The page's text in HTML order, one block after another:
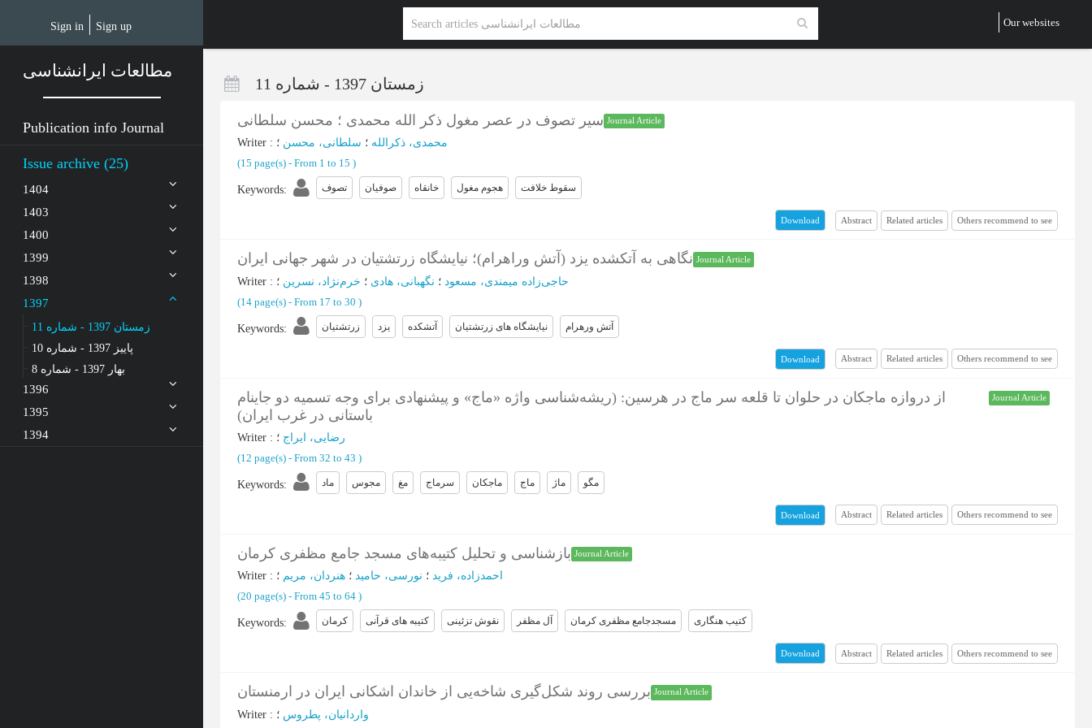
Our websites
Sign in Sign up
مطالعات ایرانشناسی
Publication info Journal
Issue archive (25)
1404
1403
1400
1399
1398
1397
زمستان 1397 - شماره 11
پاییز 1397 - شماره 10
بهار 1397 - شماره 8
1396
1395
1394
زمستان 1397 - شماره 11
سیر تصوف در عصر مغول ذکر الله محمدی ؛ محسن سلطانی Journal Article
Writer : محمدی، ذکرالله ؛ سلطانی، محسن ؛
(‎15 page(s) - From 1 to 15 )
Keywords: تصوف صوفیان خانقاه هجوم مغول سقوط خلافت
Download Abstract Related articles Others recommend to see
نگاهی به آتکشده یزد (آتش وراهرام)؛ نیایشگاه زرتشتیان در شهر جهانی ایران Journal Article
Writer : حاجی‌زاده میمندی، مسعود ؛ نگهبانی، هادی ؛ خرم‌نژاد، نسرین ؛
(‎14 page(s) - From 17 to 30 )
Keywords: زرتشتیان یزد آتشکده نیایشگاه های زرتشتیان آتش ورهرام
Download Abstract Related articles Others recommend to see
از دروازه ماجکان در حلوان تا قلعه سر ماج در هرسین: (ریشه‌شناسی واژه «ماج» و پیشنهادی برای وجه تسمیه دو جاینام
باستانی در غرب ایران)
Journal Article
Writer : رضایی، ایراج ؛
(‎12 page(s) - From 32 to 43 )
Keywords: ماد مجوس مغ سرماج ماجکان ماج ماژ مگو
Download Abstract Related articles Others recommend to see
بازشناسی و تحلیل کتیبه‌های مسجد جامع مظفری کرمان Journal Article
Writer : احمدزاده، فرید ؛ نورسی، حامید ؛ هنردان، مریم ؛
(‎20 page(s) - From 45 to 64 )
Keywords: کرمان کتیبه های قرآنی نقوش تزئینی آل مظفر مسجدجامع مظفری کرمان کتیب هنگاری
Download Abstract Related articles Others recommend to see
بررسی روند شکل‌گیری شاخه‌یی از خاندان اشکانی ایران در ارمنستان Journal Article
Writer : واردانیان، پطروس ؛